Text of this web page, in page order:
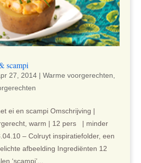
scampi
27, 2014| Warme voorgerechten
ei en scampi Omschrijving |
warm | 12 pers | minder
– Colruyt inspiratiefolder, een
afbeelding Ingrediënten 12
‘scampi’...